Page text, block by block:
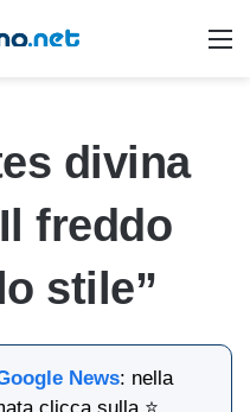
divina
freddo
stile”
News: nella